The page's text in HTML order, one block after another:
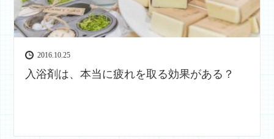
2016.10.25
入浴剤は、本当に疲れを取る効果がある？